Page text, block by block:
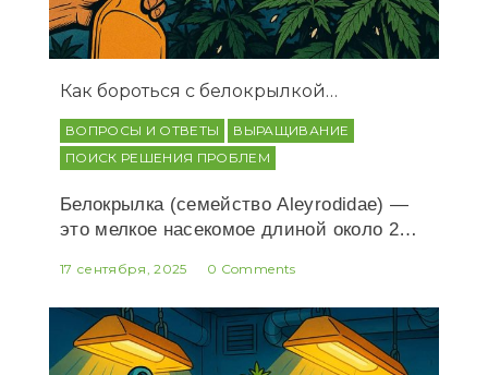
Как бороться с белокрылкой…
ВОПРОСЫ И ОТВЕТЫ
ВЫРАЩИВАНИЕ
ПОИСК РЕШЕНИЯ ПРОБЛЕМ
Белокрылка (семейство Aleyrodidae) —
это мелкое насекомое длиной около 2…
17 сентября, 2025 0 Comments